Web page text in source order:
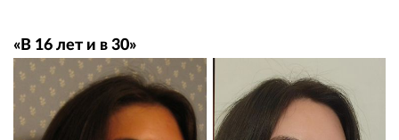
«В 16 лет и в 30»